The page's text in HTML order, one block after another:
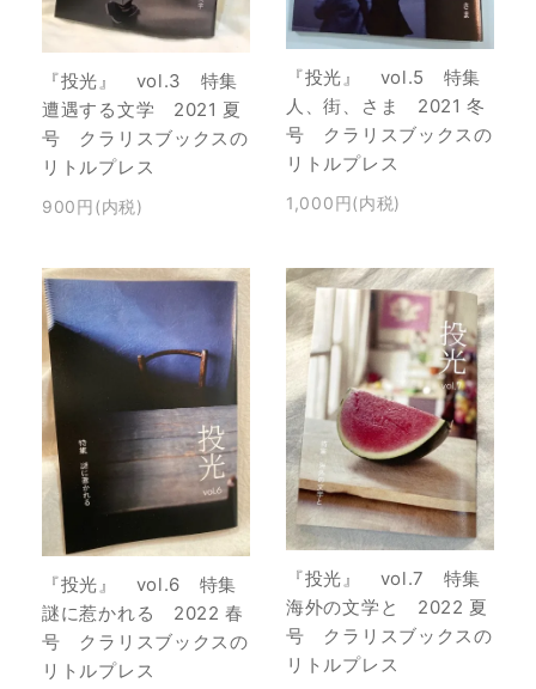
『投光』 vol.3 特集
遭遇する文学 2021 夏
号 クラリスブックスの
リトルプレス
900円(内税)
『投光』 vol.5 特集
人、街、さま 2021 冬
号 クラリスブックスの
リトルプレス
1,000円(内税)
『投光』 vol.6 特集
謎に惹かれる 2022 春
号 クラリスブックスの
リトルプレス
『投光』 vol.7 特集
海外の文学と 2022 夏
号 クラリスブックスの
リトルプレス